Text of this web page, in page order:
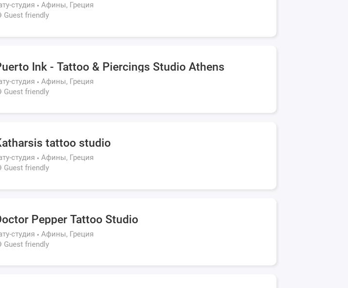
студия
Афины, Греция
Guest friendly
Ink - Tattoo & Piercings Studio Athens
студия
Афины, Греция
Guest friendly
tattoo studio
студия
Афины, Греция
Guest friendly
Pepper Tattoo Studio
студия
Афины, Греция
Guest friendly